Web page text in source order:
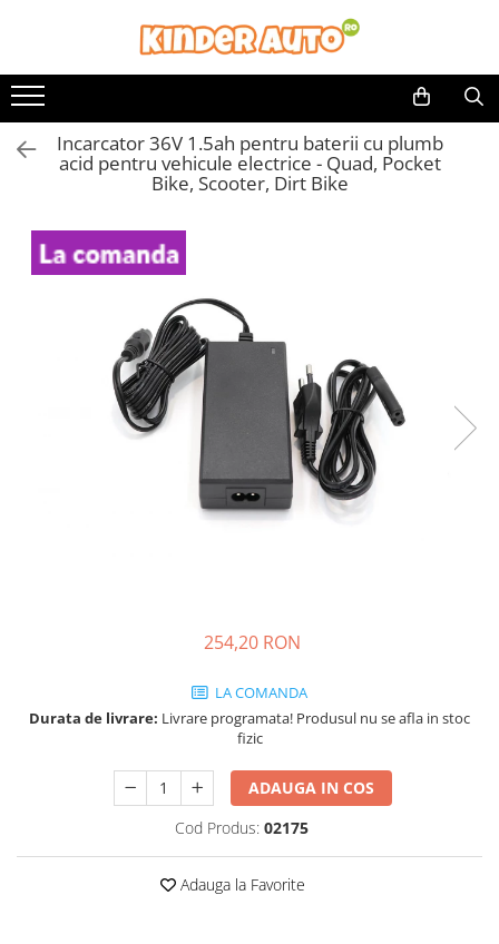
Incarcator 36V 1.5ah pentru baterii cu plumb
acid pentru vehicule electrice - Quad, Pocket
Bike, Scooter, Dirt Bike
254,20 RON
LA COMANDA
Durata de livrare: Livrare programata! Produsul nu se afla in stoc
fizic
ADAUGA IN COS
Cod Produs: 02175
Adauga la Favorite